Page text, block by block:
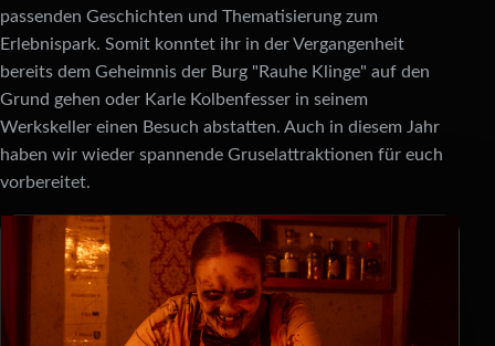
passenden Geschichten und Thematisierung zum
Erlebnispark. Somit konntet ihr in der Vergangenheit
bereits dem Geheimnis der Burg "Rauhe Klinge" auf den
Grund gehen oder Karle Kolbenfesser in seinem
Werkskeller einen Besuch abstatten. Auch in diesem Jahr
haben wir wieder spannende Gruselattraktionen für euch
vorbereitet.